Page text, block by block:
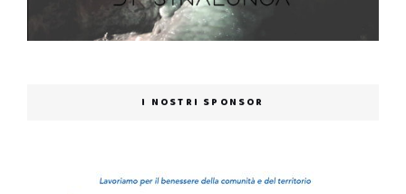
I NOSTRI SPONSOR